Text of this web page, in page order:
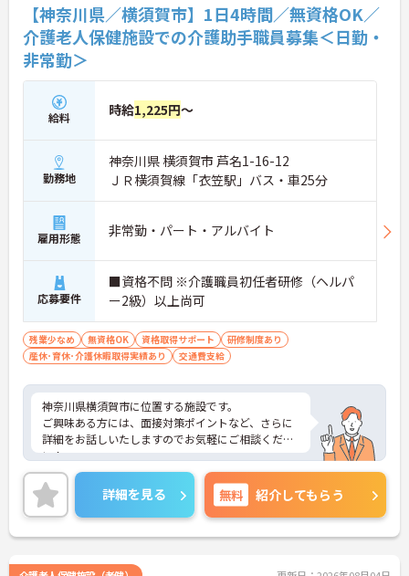
く稼ぎたい」という方にもおすすめの職場です。W
ワークもOKなので、家庭やプライベート、他の仕事
とのバランスを取りながら、無理なく長く続けられ
ます。また、将来的に正社員を目指す働き方も相談
可能です。
【神奈川県／横須賀市】1日4時間／無資格OK／
介護老人保健施設での介護助手職員募集＜日勤・
非常勤＞
給料 時給1,225円～
勤務地
神奈川県 横須賀市 芦名1-16-12
ＪＲ横須賀線「衣笠駅」バス・車25分
雇用形態 非常勤・パート・アルバイト
応募要件
■資格不問 ※介護職員初任者研修（ヘルパ
ー2級）以上尚可
残業少なめ 無資格OK 資格取得サポート
研修制度あり
産休･育休･介護休暇取得実績あり
交通費支給
神奈川県横須賀市に位置する施設です。
ご興味ある方には、面接対策ポイントなど、さらに
詳細をお話しいたしますのでお気軽にご相談くださ
い！
詳細を見る 無料 紹介してもらう